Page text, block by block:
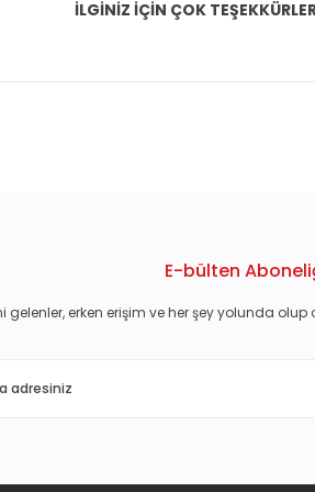
İLGİNİZ İÇİN ÇOK
E-bülten
gelenler, erken erişim ve her şey yolunda